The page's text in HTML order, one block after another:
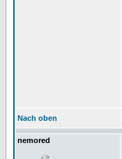
Nach oben
nemored